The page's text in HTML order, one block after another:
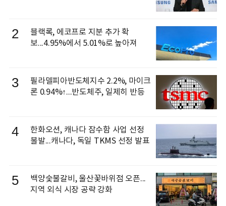
2
블랙록, 에코프로 지분 추가 확
보...4.95%에서 5.01%로 높아져
3
필라델피아반도체지수 2.2%, 마이크
론 0.94%↑...반도체주, 일제히 반등
4
한화오션, 캐나다 잠수함 사업 선정
불발...캐나다, 독일 TKMS 선정 발표
5
백양숯불갈비, 울산꽃바위점 오픈...
지역 외식 시장 공략 강화